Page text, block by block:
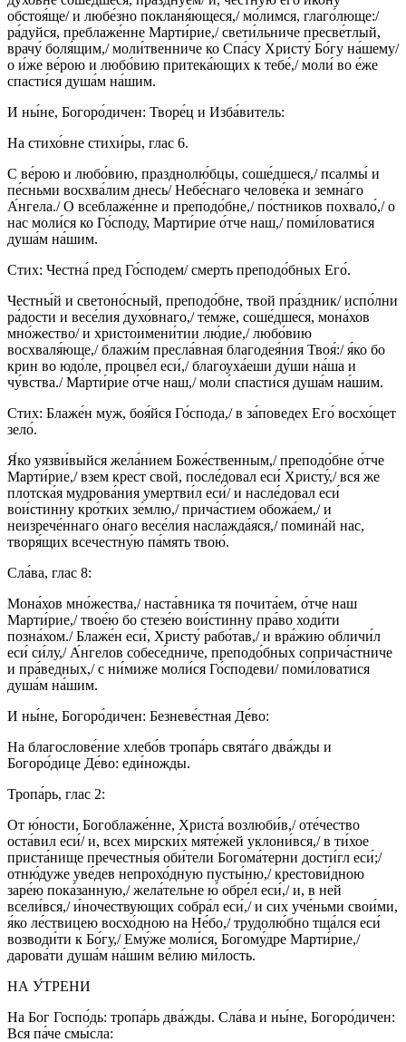
обстоя́ще/ и любе́зно покланя́ющеся,/ мо́лимся, глаго́люще:/
ра́дуйся, преблаже́нне Марти́рие,/ свети́льниче пресве́тлый,
врачу́ боля́щим,/ моли́твенниче ко Спа́су Христу́ Бо́гу на́шему/
о и́же ве́рою и любо́вию притека́ющих к тебе́,/ моли́ во е́же
спасти́ся душа́м на́шим.
И ны́не, Богоро́дичен: Творе́ц и Изба́витель:
На стихо́вне стихи́ры, глас 6.
С ве́рою и любо́вию, празднолю́бцы, соше́дшеся,/ псалмы́ и
пе́сньми восхва́лим днесь/ Небе́снаго челове́ка и земна́го
А́нгела./ О всеблаже́нне и преподо́бне,/ по́стников похвало́,/ о
нас моли́ся ко Го́споду, Марти́рие о́тче наш,/ поми́ловатися
душа́м на́шим.
Стих: Честна́ пред Го́сподем/ смерть преподо́бных Его́.
Честны́й и светоно́сный, преподо́бне, твой пра́здник/ испо́лни
ра́дости и весе́лия духо́внаго,/ те́мже, соше́дшеся, мона́хов
мно́жество/ и христоимени́тии лю́дие,/ любо́вию
восхваля́юще,/ блажи́м пресла́вная благодея́ния Твоя́:/ я́ко бо
крин во юдо́ле, процве́л еси́,/ благоуха́еши ду́ши на́ша и
чу́вства./ Марти́рие о́тче наш,/ моли́ спасти́ся душа́м на́шим.
Стих: Блаже́н муж, боя́йся Го́спода,/ в за́поведех Его́ восхо́щет
зело́.
Я́ко уязви́выйся жела́нием Боже́ственным,/ преподо́бне о́тче
Марти́рие,/ взем крест свой, после́довал еси́ Христу́,/ вся же
плотска́я мудрова́ния умертви́л еси́/ и насле́довал еси́
вои́стинну кро́тких зе́млю,/ прича́стием обожа́ем,/ и
неизрече́ннаго о́наго весе́лия наслажда́яся,/ помина́й нас,
творя́щих всечестну́ю па́мять твою́.
Сла́ва, глас 8:
Мона́хов мно́жества,/ наста́вника тя почита́ем, о́тче наш
Марти́рие,/ твое́ю бо стезе́ю вои́стинну пра́во ходи́ти
позна́хом./ Блаже́н еси́, Христу́ рабо́тав,/ и вра́жию обличи́л
еси́ си́лу,/ А́нгелов собесе́дниче, преподо́бных соприча́стниче
и пра́ведных,/ с ни́миже моли́ся Го́сподеви/ поми́ловатися
душа́м на́шим.
И ны́не, Богоро́дичен: Безневе́стная Де́во:
На благослове́ние хлебо́в тропа́рь свята́го два́жды и
Богоро́дице Де́во: еди́ножды.
Тропа́рь, глас 2:
От ю́ности, Богоблаже́нне, Христа́ возлюби́в,/ оте́чество
оста́вил еси́/ и, всех мирски́х мяте́жей уклони́вся,/ в ти́хое
приста́нище пречестны́я оби́тели Богома́терни дости́гл еси́;/
отню́дуже уве́дев непрохо́дную пусты́ню,/ крестови́дною
заре́ю пока́занную,/ жела́тельне ю́ обре́л еси́,/ и, в ней
всели́вся,/ и́ночествующих собра́л еси́,/ и сих уче́ньми свои́ми,
я́ко ле́ствицею восхо́дною на Не́бо,/ трудолю́бно тща́лся еси́
возводи́ти к Бо́гу,/ Ему́же моли́ся, Богому́дре Марти́рие,/
дарова́ти душа́м на́шим ве́лию ми́лость.
НА У́ТРЕНИ
На Бог Госпо́дь: тропа́рь два́жды. Сла́ва и ны́не, Богоро́дичен:
Вся па́че смы́сла: